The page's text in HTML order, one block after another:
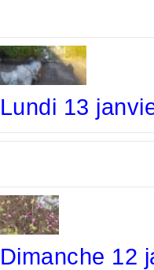
Lundi 13
Dimanche 12